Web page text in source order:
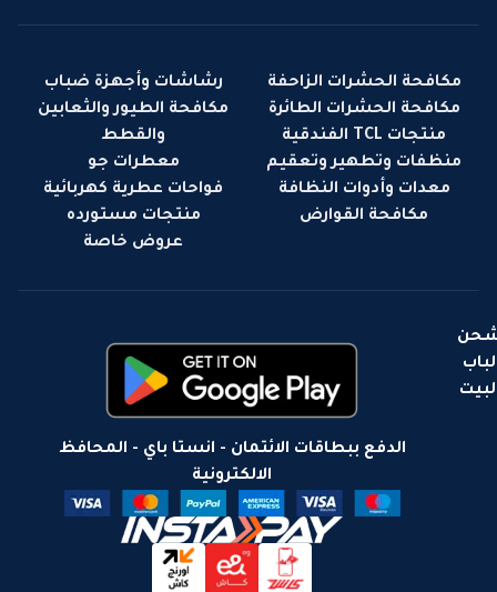
مكافحة الحشرات الزاحفة
مكافحة الحشرات الطائرة
منتجات TCL الفندقية
منظفات وتطهير وتعقيم
معدات وأدوات النظافة
مكافحة القوارض
رشاشات وأجهزة ضباب
مكافحة الطيور والثعابين
والقطط
معطرات جو
فواحات عطرية كهربائية
منتجات مستورده
عروض خاصة
لباب
الدفع ببطاقات الائتمان - انستا باي - المحافظ
الالكترونية